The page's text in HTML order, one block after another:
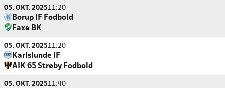
05. OKT. 202511:20
Borup IF Fodbold
Faxe BK
05. OKT. 202511:20
Karlslunde IF
AIK 65 Strøby Fodbold
05. OKT. 202511:40